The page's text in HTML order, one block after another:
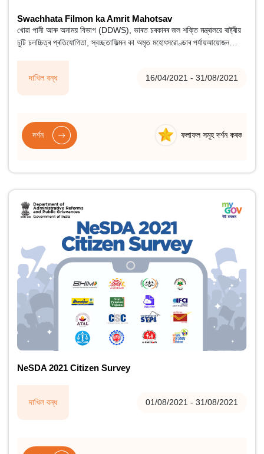
দাখিল বন্ধ 16/04/2021 - 31/08/2021
Swachhata Filmon ka Amrit Mahotsav
খোৱা পানী আৰু অনাময় বিভাগ (DDWS), ভাৰত চৰকাৰৰ জল শক্তি মন্ত্ৰালয়ে ৰাষ্ট্ৰীয়
চুটি চলচ্চিত্ৰ প্ৰতিযোগিতা, স্বচ্ছতাফিল্মন কা অমৃত মহোৎসৱোণ্ডাৰ পৰ্যায়আয়োজন
দৰ্শন ফলাফল সমূহ দৰ্শন কৰক
দাখিল বন্ধ 01/08/2021 - 31/08/2021
NeSDA 2021 Citizen Survey